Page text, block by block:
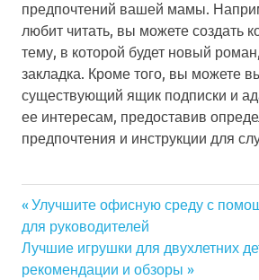
предпочтений вашей мамы.
любит читать, вы можете создать
тему, в которой будет новый
закладка. Кроме того, вы можете
существующий ящик подписки и
ее интересам, предоставив
предпочтения и инструкции для
Навигация
по
Previous
Post:
Улучшите офисную среду с
для руководителей
Next
Post:
Лучшие игрушки для двухлетних
рекомендации и обзоры